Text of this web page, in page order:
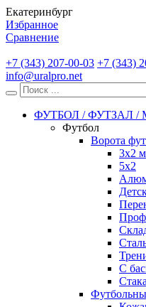
Екатеринбург
Избранное
Сравнение
+7 (343) 207-00-03 +7 (343)
info@uralpro.net
ФУТБОЛ / ФУТЗАЛ
Футбол
Ворота
3х2 м
5х2
С